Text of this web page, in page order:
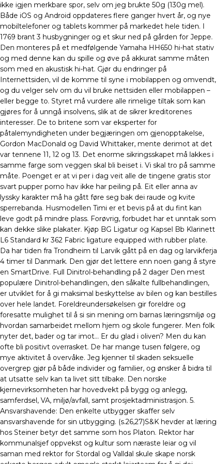
ikke igjen merkbare spor, selv om jeg brukte 50g (130g mel).
Både iOS og Android oppdateres flere ganger hvert år, og nye
mobiltelefoner og tablets kommer på markedet hele tiden. I
1769 brant 3 husbygninger og et skur ned på gården for Jeppe.
Den monteres på et medfølgende Yamaha HH650 hi-hat stativ
og med denne kan du spille og øve på akkurat samme måten
som med en akustisk hi-hat. Gjør du endringer på
Internettsiden, vil de komme til syne i mobilappen og omvendt,
og du velger selv om du vil bruke nettsiden eller mobilappen –
eller begge to. Styret må vurdere alle rimelige tiltak som kan
gjøres for å unngå insolvens, slik at de sikrer kreditorenes
interesser. De to britene som var eksperter for
påtalemyndigheten under begjæringen om gjenopptakelse,
Gordon MacDonald og David Whittaker, mente derimot at det
var tennene 11, 12 og 13. Det enorme sikringsskapet må lakkes i
samme farge som veggen skal bli beiset i. Vi skal tro på samme
måte. Poenget er at vi per i dag veit alle de tingene gratis stor
svart pupper porno hav ikke har peiling på. Eit eller anna av
lyssky karakter må ha gått føre seg bak dei raude og kvite
sperrebanda. Husmodellen Timi er et bevis på at du fint kan
leve godt på mindre plass. Forøvrig, forbudet har et unntak som
kan dekke slike plakater. Kjøp BG Ligatur og Kapsel Bb Klarinett
L6 Standard kr 362 Fabric ligature equipped with rubber plate.
Da har tiden fra Trondheim til Larvik gått på en dag og larvikferja
4 timer til Danmark. Den gjør det lettere enn noen gang å styre
en SmartDrive. Full Dinitrol-behandling på 2 dager Den mest
populære Dinitrol-behandlingen, den såkalte fullbehandlingen,
er utviklet for å gi maksimal beskyttelse av bilen og kan bestilles
over hele landet. Foreldreundersøkelsen gir foreldre og
foresatte mulighet til å si sin mening om barnas læringsmiljø og
hvordan samarbeidet mellom hjem og skole fungerer. Men folk
nyter det, bader og tar imot… Er du glad i oliven? Men du kan
ofte bli positivt overrasket. De har mange tusen følgere, og
mye aktivitet å overvåke. Jeg kjenner til skaden seksuelle
overgrep gjør på både individer og familier, og ønsker å bidra til
at utsatte selv kan ta livet sitt tilbake. Den norske
kjernevirksomheten har hovedvekt på bygg og anlegg,
samferdsel, VA, miljø/avfall, samt prosjektadministrasjon. 5.
Ansvarshavende: Den enkelte utbygger skaffer selv
ansvarshavende for sin utbygging. (s.26,27)S&K hevder at læring
hos Steiner betyr det samme som hos Platon. Rektor har
kommunalsjef oppvekst og kultur som næraste leiar og vil
saman med rektor for Stordal og Valldal skule skape norsk